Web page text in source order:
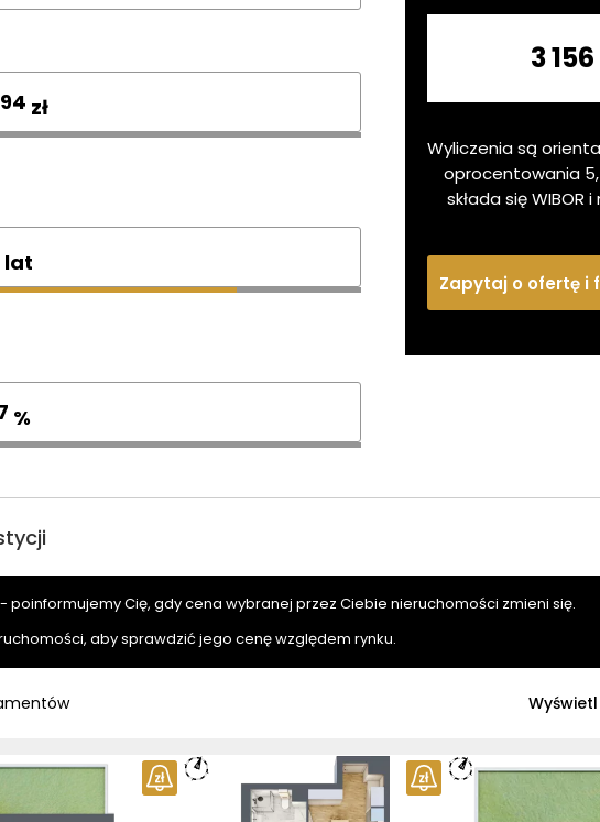
zł
lat
%
3 156
Wyliczenia są
oprocentowania
składa się WIBOR
Zapytaj o ofertę i
poinformujemy Cię, gdy cena wybranej przez Ciebie nieruchomości zmieni się.
aby sprawdzić jego cenę względem rynku.